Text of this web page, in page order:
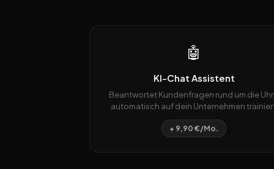
🤖
KI-Chat Assistent
Beantwortet Kundenfragen rund um die Uhr
automatisch auf dein Unternehmen
+ 9,90 €/Mo.